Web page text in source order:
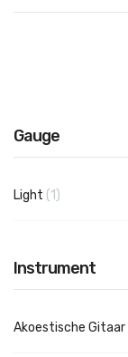
Gauge
Light 1product
Instrument
Akoestische Gitaar